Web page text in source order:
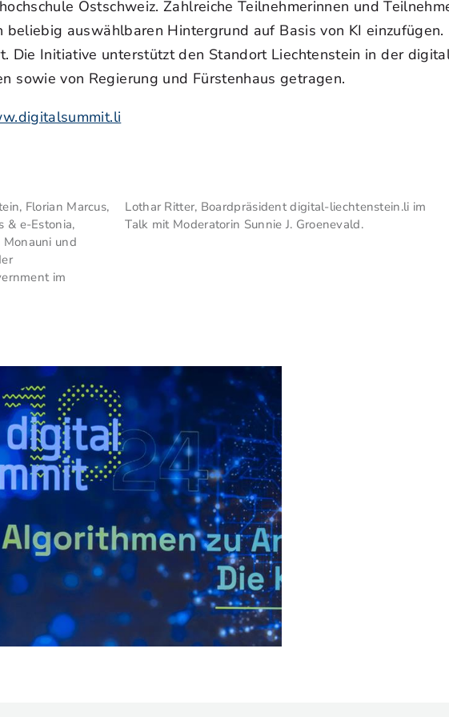
Ostschweiz. Zahlreiche Teilnehmerinnen und
beliebig auswählbaren Hintergrund auf Basis von KI
Die Initiative unterstützt den Standort Liechtenstein in der
sowie von Regierung und Fürstenhaus getragen.
Florian Marcus,
& e-Estonia,
und
im
Lothar Ritter, Boardpräsident digital-liechtenstein.li im
Talk mit Moderatorin Sunnie J. Groenevald.